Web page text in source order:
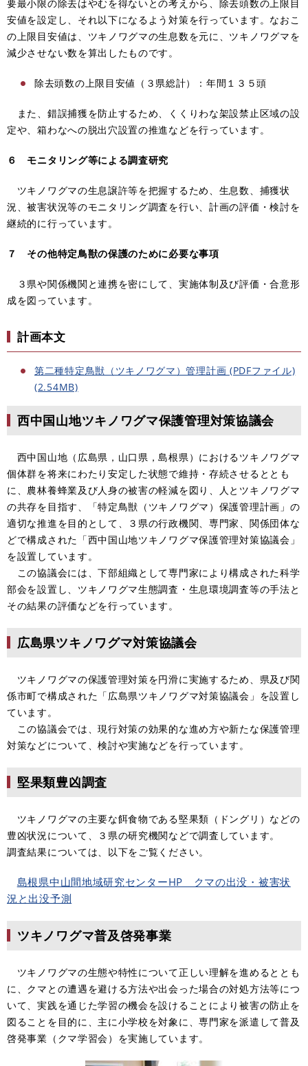
要最小限の除去はやむを得ないとの考えから、除去頭数の上限目
安値を設定し、それ以下になるよう対策を行っています。なおこ
の上限目安値は、ツキノワグマの生息数を元に、ツキノワグマを
減少させない数を算出したものです。
除去頭数の上限目安値（３県総計）：年間１３５頭
また、錯誤捕獲を防止するため、くくりわな架設禁止区域の設
定や、箱わなへの脱出穴設置の推進などを行っています。
６ モニタリング等による調査研究
ツキノワグマの生息譲許等を把握するため、生息数、捕獲状
況、被害状況等のモニタリング調査を行い、計画の評価・検討を
継続的に行っています。
７ その他特定鳥獣の保護のために必要な事項
３県や関係機関と連携を密にして、実施体制及び評価・合意形
成を図っています。
計画本文
第二種特定鳥獣（ツキノワグマ）管理計画 (PDFファイル)
(2.54MB)
西中国山地ツキノワグマ保護管理対策協議会
西中国山地（広島県，山口県，島根県）におけるツキノワグマ
個体群を将来にわたり安定した状態で維持・存続させるととも
に、農林養蜂業及び人身の被害の軽減を図り、人とツキノワグマ
の共存を目指す、「特定鳥獣（ツキノワグマ）保護管理計画」の
適切な推進を目的として、３県の行政機関、専門家、関係団体な
どで構成された「西中国山地ツキノワグマ保護管理対策協議会」
を設置しています。
この協議会には、下部組織として専門家により構成された科学
部会を設置し、ツキノワグマ生態調査・生息環境調査等の手法と
その結果の評価などを行っています。
広島県ツキノワグマ対策協議会
ツキノワグマの保護管理対策を円滑に実施するため、県及び関
係市町で構成された「広島県ツキノワグマ対策協議会」を設置し
ています。
この協議会では、現行対策の効果的な進め方や新たな保護管理
対策などについて、検討や実施などを行っています。
堅果類豊凶調査
ツキノワグマの主要な餌食物である堅果類（ドングリ）などの
豊凶状況について、３県の研究機関などで調査しています。
調査結果については、以下をご覧ください。
島根県中山間地域研究センターHP クマの出没・被害状
況と出没予測
ツキノワグマ普及啓発事業
ツキノワグマの生態や特性について正しい理解を進めるととも
に、クマとの遭遇を避ける方法や出会った場合の対処方法等につ
いて、実践を通じた学習の機会を設けることにより被害の防止を
図ることを目的に、主に小学校を対象に、専門家を派遣して普及
啓発事業（クマ学習会）を実施しています。